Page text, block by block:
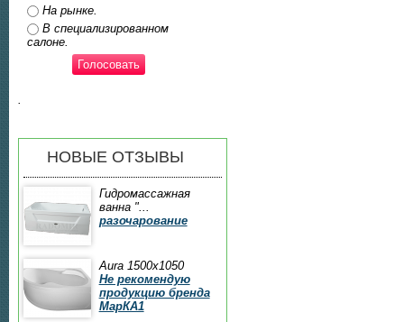
На рынке.
В специализированном
салоне.
НОВЫЕ ОТЗЫВЫ
Гидромассажная
ванна "...
разочарование
Aura 1500x1050
Не рекомендую
продукцию бренда
МарКА1